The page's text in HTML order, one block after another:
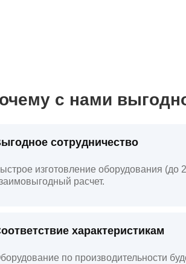
с нами
сотрудничество
изготовление оборудования (до
расчет.
характеристикам
по производительности